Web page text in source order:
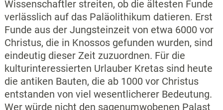
Wissenschaftler streiten, ob die ältesten Funde
verlässlich auf das Paläolithikum datieren. Erst
Funde aus der Jungsteinzeit von etwa 6000 vor
Christus, die in Knossos gefunden wurden, sind
eindeutig dieser Zeit zuzuordnen. Für die
kulturinteressierten Urlauber Kretas sind heute
die antiken Bauten, die ab 1000 vor Christus
entstanden von viel wesentlicherer Bedeutung.
Wer würde nicht den sagenumwobenen Palast